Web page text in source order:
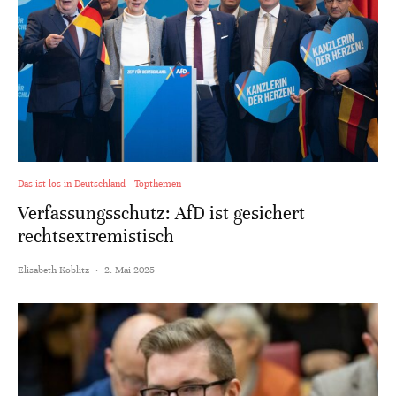
Das ist los in Deutschland Topthemen
Verfassungsschutz: AfD ist gesichert
rechtsextremistisch
Elisabeth Koblitz · 2. Mai 2025